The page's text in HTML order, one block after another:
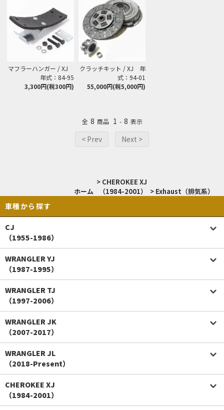
マフラーハンガー / XJ
年式：84-95
3,300円(税300円)
クラッチキット / XJ 年
式：94-01
55,000円(税5,000円)
全 8 商品 1 - 8 表示
< Prev Next >
ホーム
> CHEROKEE XJ
（1984-2001）
> Exhaust（排気系）
車種から探す
CJ
（1955-1986）
WRANGLER YJ
（1987-1995）
WRANGLER TJ
（1997-2006）
WRANGLER JK
（2007-2017）
WRANGLER JL
（2018-Present）
CHEROKEE XJ
（1984-2001）